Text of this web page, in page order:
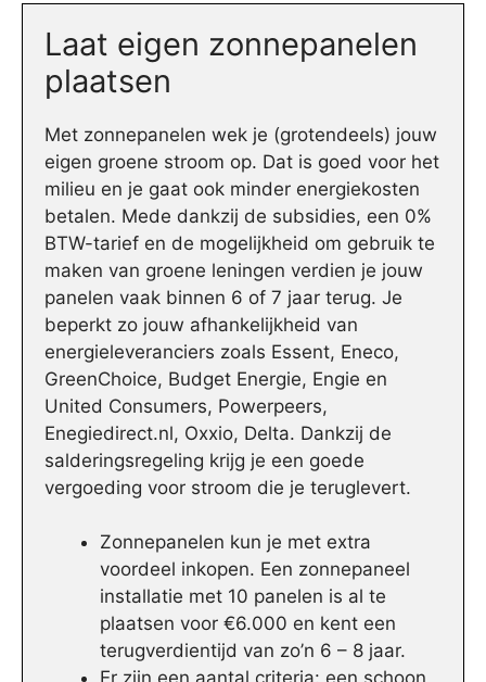
Laat eigen zonnepanelen
plaatsen
Met zonnepanelen wek je (grotendeels) jouw
eigen groene stroom op. Dat is goed voor het
milieu en je gaat ook minder energiekosten
betalen. Mede dankzij de subsidies, een 0%
BTW-tarief en de mogelijkheid om gebruik te
maken van groene leningen verdien je jouw
panelen vaak binnen 6 of 7 jaar terug. Je
beperkt zo jouw afhankelijkheid van
energieleveranciers zoals Essent, Eneco,
GreenChoice, Budget Energie, Engie en
United Consumers, Powerpeers,
Enegiedirect.nl, Oxxio, Delta. Dankzij de
salderingsregeling krijg je een goede
vergoeding voor stroom die je teruglevert.
Zonnepanelen kun je met extra
voordeel inkopen. Een zonnepaneel
installatie met 10 panelen is al te
plaatsen voor €6.000 en kent een
terugverdientijd van zo’n 6 – 8 jaar.